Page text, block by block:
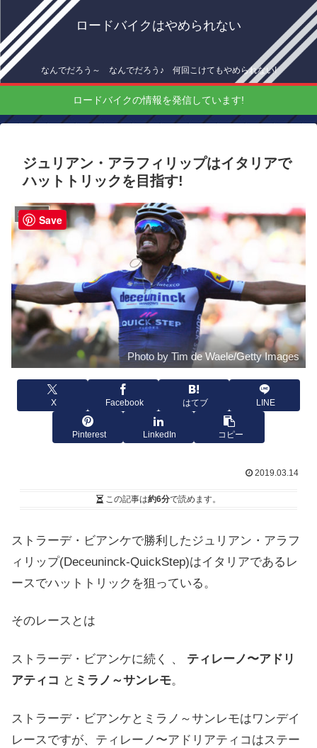
ロードバイクはやめられない
なんでだろう～ なんでだろう♪ 何回こけてもやめられない!
ロードバイクの情報を発信しています!
ジュリアン・アラフィリップはイタリアで
ハットトリックを目指す!
海外情報
Photo by Tim de Waele/Getty Images
X Facebook はてブ LINE
Pinterest LinkedIn コピー
2019.03.14
この記事は約6分で読めます。
ストラーデ・ビアンケで勝利したジュリアン・アラフ
ィリップ(Deceuninck-QuickStep)はイタリアであるレ
ースでハットトリックを狙っている。
そのレースとは
ストラーデ・ビアンケに続く 、 ティレーノ〜アドリ
アティコ と ミラノ～サンレモ。
ストラーデ・ビアンケとミラノ～サンレモはワンデイ
レースですが、ティレーノ〜アドリアティコはステー
Save